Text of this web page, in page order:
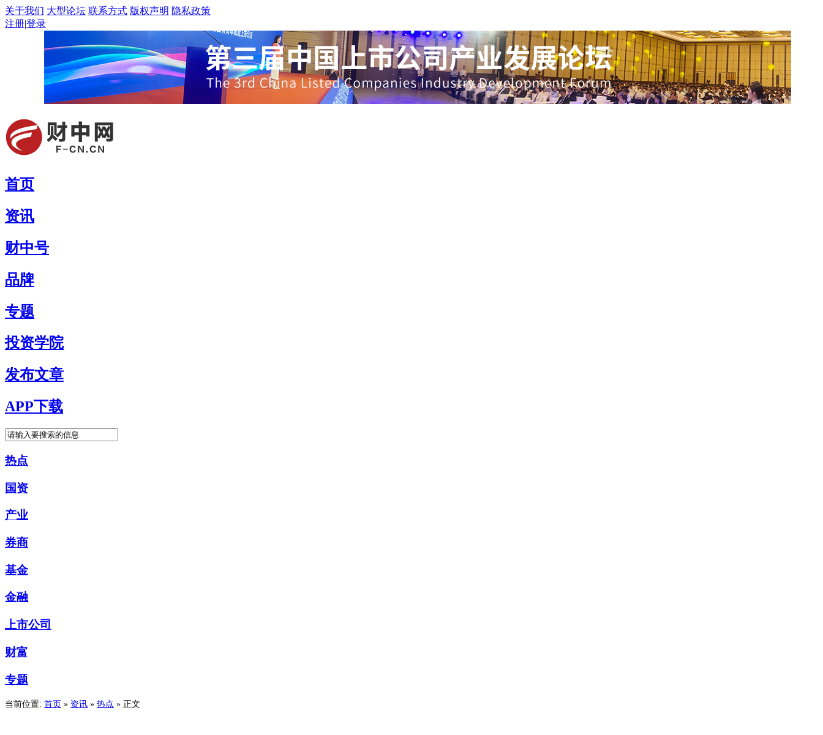
关于我们 大型论坛 联系方式 版权声明 隐私政策
注册|登录
首页
资讯
财中号
品牌
专题
投资学院
发布文章
APP下载
热点
国资
产业
券商
基金
金融
上市公司
财富
专题
当前位置: 首页 » 资讯 » 热点 » 正文